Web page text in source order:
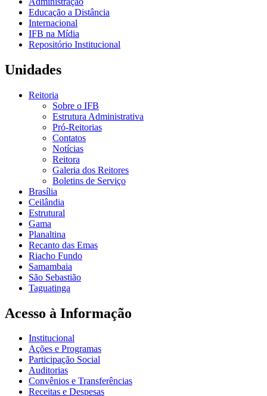
Educação a Distância
Internacional
IFB na Mídia
Repositório Institucional
Unidades
Reitoria
Sobre o IFB
Estrutura Administrativa
Pró-Reitorias
Contatos
Notícias
Reitora
Galeria dos Reitores
Boletins de Serviço
Brasília
Ceilândia
Estrutural
Gama
Planaltina
Recanto das Emas
Riacho Fundo
Samambaia
São Sebastião
Taguatinga
Acesso à Informação
Institucional
Ações e Programas
Participação Social
Auditorias
Convênios e Transferências
Receitas e Despesas